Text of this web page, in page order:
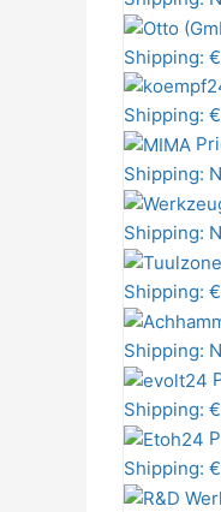
Shipping:
Shipping:
Shipping:
Shipping:
Shipping:
Shipping:
Shipping:
Shipping: